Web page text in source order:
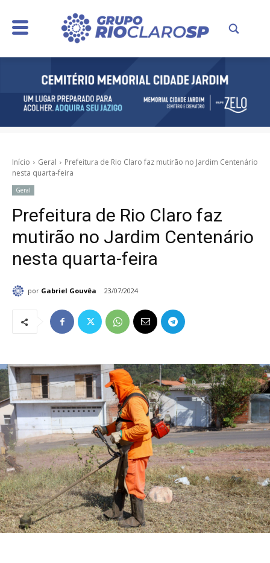
Início Geral
Prefeitura de Rio Claro faz mutirão no Jardim Centenário
nesta quarta-feira
Geral
Prefeitura de Rio Claro faz
mutirão no Jardim Centenário
nesta quarta-feira
por Gabriel Gouvêa 23/07/2024